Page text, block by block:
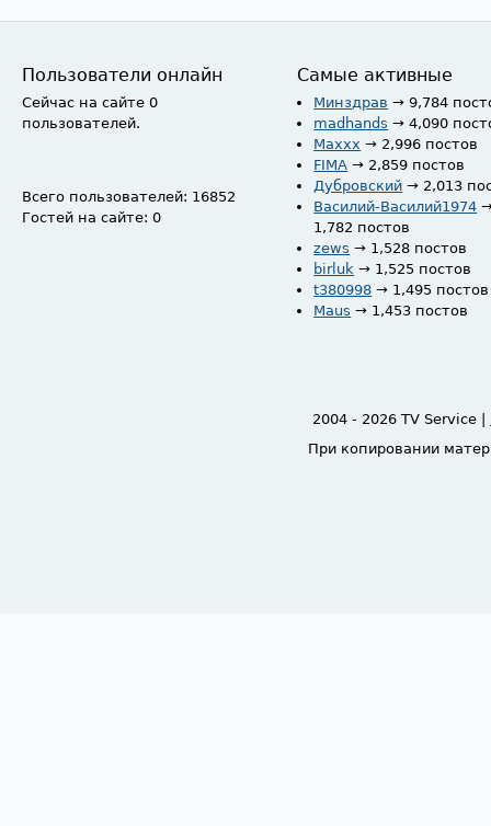
Пользователи онлайн
Сейчас на сайте 0
пользователей.
Всего пользователей: 16852
Гостей на сайте: 0
Самые активные
Минздрав → 9,784
madhands → 4,090
Maxxx → 2,996 постов
FIMA → 2,859 постов
Дубровский → 2,013
Василий-Василий1974
1,782 постов
zews → 1,528 постов
birluk → 1,525 постов
t380998 → 1,495 постов
Maus → 1,453 постов
2004 - 2026 TV Service |
При копировании